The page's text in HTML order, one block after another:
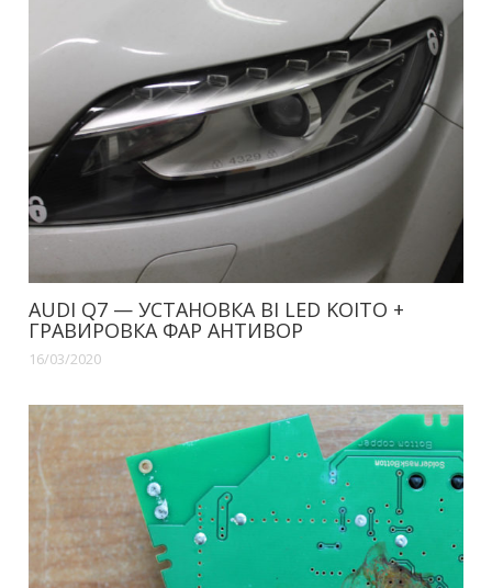
AUDI Q7 — УСТАНОВКА BI LED KOITO +
ГРАВИРОВКА ФАР АНТИВОР
16/03/2020